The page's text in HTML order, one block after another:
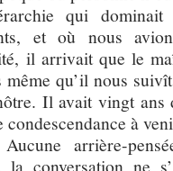
qui dominait
et où nous
il arrivait que le
même qu’il nous
Il avait vingt ans
condescendance à
arrière-
la conversation ne